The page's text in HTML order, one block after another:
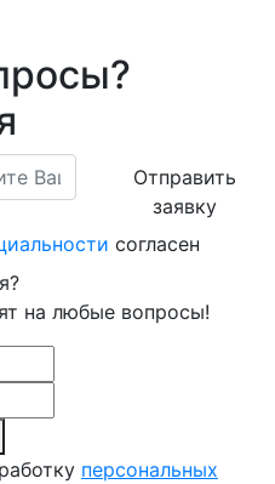
Отправить
заявку
согласен
на любые вопросы!
персональных